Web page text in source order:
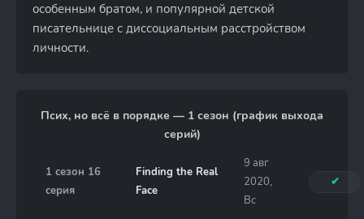
особенным братом, и популярной детской
писательнице с диссоциальным расстройством
личности.
Псих, но всё в порядке — 1 сезон (график выхода
серий)
1 сезон 16
серия
Finding the Real
Face
9 авг
2020,
Вс
✔